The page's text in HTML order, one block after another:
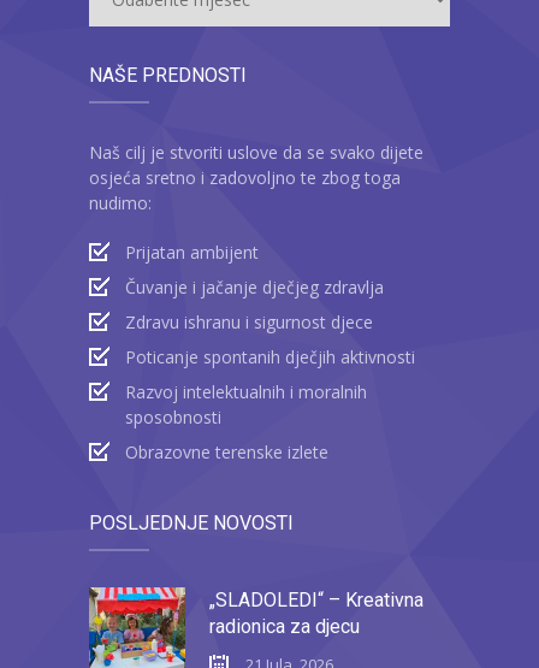
NAŠE PREDNOSTI
Naš cilj je stvoriti uslove da se svako dijete
osjeća sretno i zadovoljno te zbog toga
nudimo:
Prijatan ambijent
Čuvanje i jačanje dječjeg zdravlja
Zdravu ishranu i sigurnost djece
Poticanje spontanih dječjih aktivnosti
Razvoj intelektualnih i moralnih
sposobnosti
Obrazovne terenske izlete
POSLJEDNJE NOVOSTI
„SLADOLEDI“ – Kreativna
radionica za djecu